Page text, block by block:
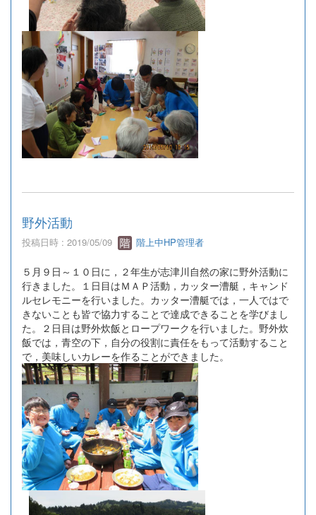
野外活動
投稿日時 : 2019/05/09 階上中HP管理者
５月９日～１０日に，２年生が志津川自然の家に野外活動に
行きました。１日目はＭＡＰ活動，カッター漕艇，キャンド
ルセレモニーを行いました。カッター漕艇では，一人ではで
きないことも皆で協力することで達成できることを学びまし
た。２日目は野外炊飯とロープワークを行いました。野外炊
飯では，青空の下，自分の役割に責任をもって活動すること
で，美味しいカレーを作ることができました。